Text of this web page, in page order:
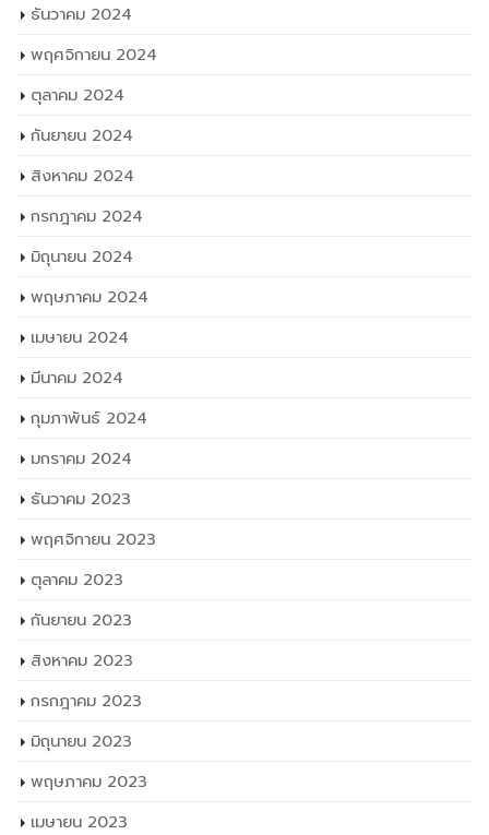
ธันวาคม 2024
พฤศจิกายน 2024
ตุลาคม 2024
กันยายน 2024
สิงหาคม 2024
กรกฎาคม 2024
มิถุนายน 2024
พฤษภาคม 2024
เมษายน 2024
มีนาคม 2024
กุมภาพันธ์ 2024
มกราคม 2024
ธันวาคม 2023
พฤศจิกายน 2023
ตุลาคม 2023
กันยายน 2023
สิงหาคม 2023
กรกฎาคม 2023
มิถุนายน 2023
พฤษภาคม 2023
เมษายน 2023